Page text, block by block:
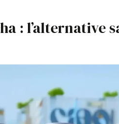
: l’alternative